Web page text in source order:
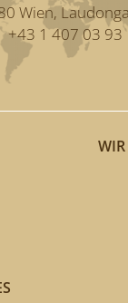
Wien,
+43 1 407 03 93